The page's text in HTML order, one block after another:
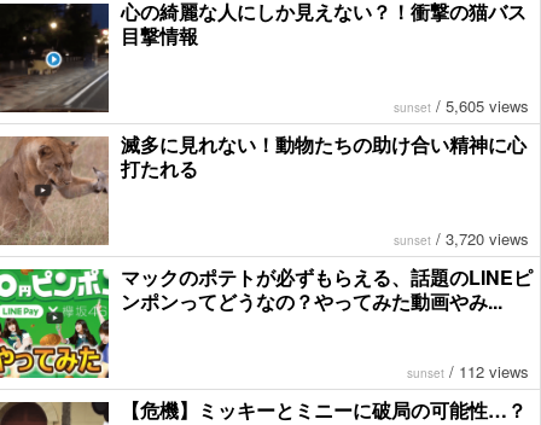
心の綺麗な人にしか見えない？！衝撃の猫バス
目撃情報
sunset / 5,605 views
滅多に見れない！動物たちの助け合い精神に心
打たれる
sunset / 3,720 views
マックのポテトが必ずもらえる、話題のLINEピ
ンポンってどうなの？やってみた動画やみ...
sunset / 112 views
【危機】ミッキーとミニーに破局の可能性…？